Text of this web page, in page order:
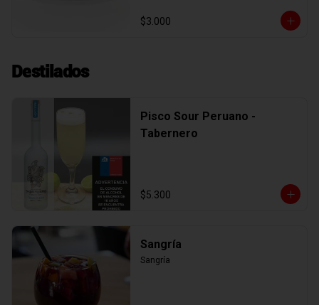
$3.000
Destilados
Pisco Sour Peruano -
Tabernero
$5.300
Sangría
Sangría